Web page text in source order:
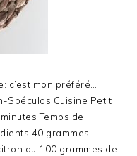
c’est mon préféré…
Spéculos Cuisine Petit
Temps de
40 grammes
ou 100 grammes de